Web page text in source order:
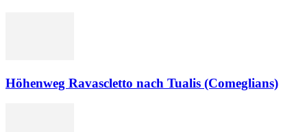
Höhenweg Ravascletto nach Tualis (Comeglians)